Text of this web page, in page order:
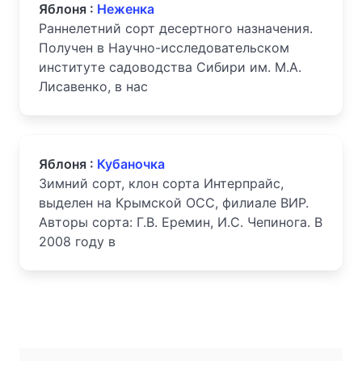
Яблоня : Неженка
Раннелетний сорт десертного назначения.
Получен в Научно-исследовательском
институте садоводства Сибири им. М.А.
Лисавенко, в нас
Яблоня : Кубаночка
Зимний сорт, клон сорта Интерпрайс,
выделен на Крымской ОСС, филиале ВИР.
Авторы сорта: Г.В. Еремин, И.С. Чепинога. В
2008 году в